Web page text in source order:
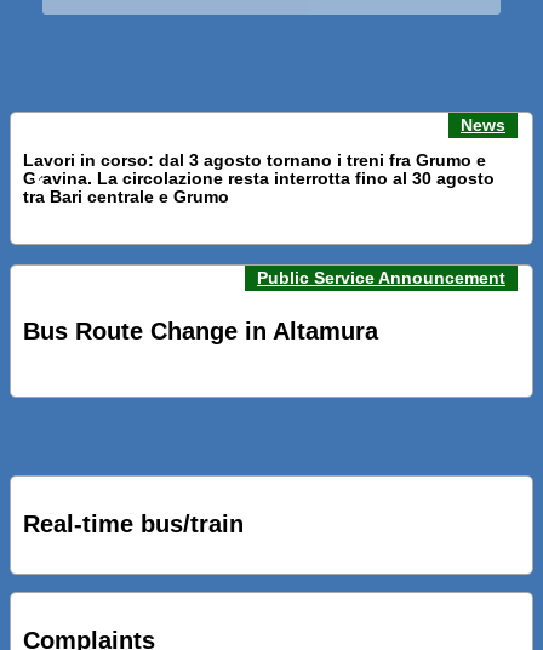
News
Lavori in corso: dal 3 agosto tornano i treni fra Grumo e
Gravina. La circolazione resta interrotta fino al 30 agosto
tra Bari centrale e Grumo
PRESENTATI A BARI NUOVI SERVIZI FALMAPS E LIVECHAT.
IL TUO BUS ED IL TUO TRENO
CICLOPEDONALE FAL CONSEGNA ALLA CITTA’ LE NOVE
OPERE DEL PROGETTO
Previous news Next
Public Service Announcement
Bus Route Change in Altamura
Real-time bus/train
Complaints